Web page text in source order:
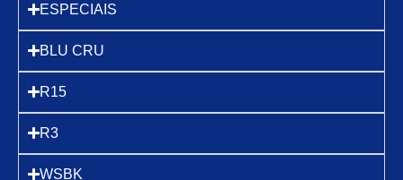
ESPECIAIS
BLU CRU
R15
R3
WSBK